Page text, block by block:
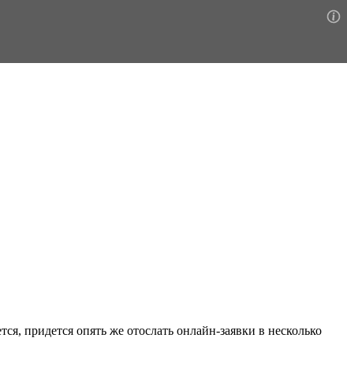
придется опять же отослать онлайн-заявки в несколько